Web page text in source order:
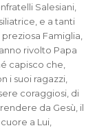
Salesiani,
e a tanti
Famiglia,
rivolto Papa
capisco che,
i suoi ragazzi,
coraggiosi, di
da Gesù, il
a Lui,